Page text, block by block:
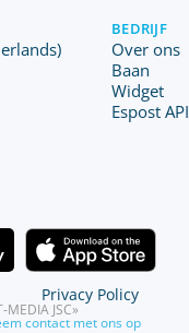
BEDRIJF
Over ons
Baan
Widget
Espost API
JSC»
contact met ons op
Privacy Policy